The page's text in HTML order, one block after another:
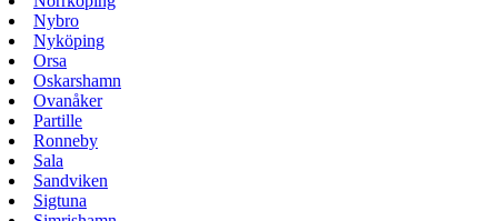
Nybro
Nyköping
Orsa
Oskarshamn
Ovanåker
Partille
Ronneby
Sala
Sandviken
Sigtuna